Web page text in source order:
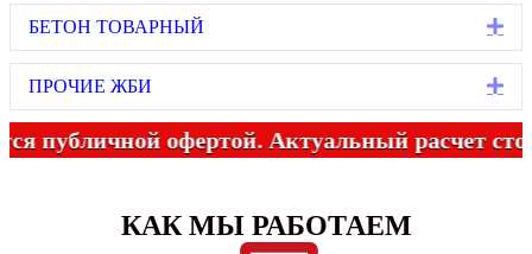
БЕТОН ТОВАРНЫЙ
ПРОЧИЕ ЖБИ
офертой. Актуальный расчет
КАК МЫ РАБОТАЕМ